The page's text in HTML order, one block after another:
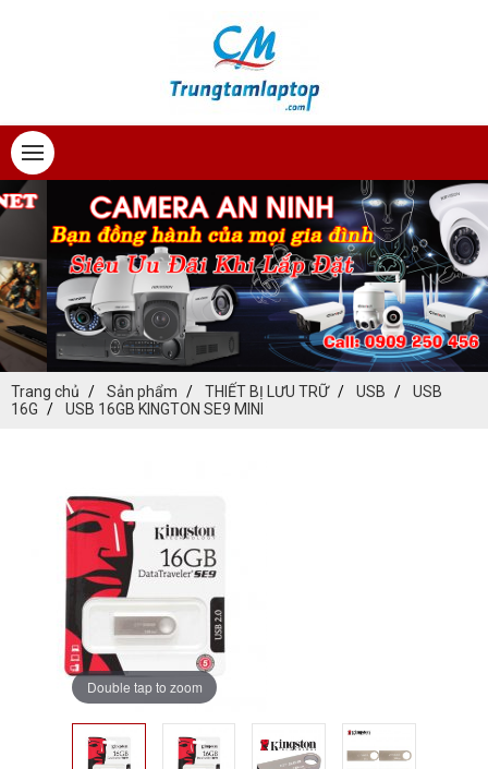
Trang chủ Sản phẩm THIẾT BỊ LƯU TRỮ USB
USB
16G
USB 16GB KINGTON SE9 MINI
Double tap to zoom